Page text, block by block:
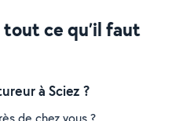
ce qu’il faut
à Sciez ?